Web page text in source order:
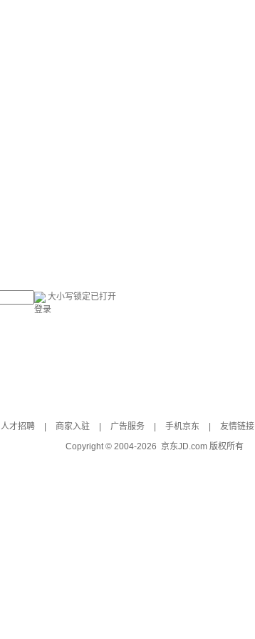
大小写锁定已打开
登录
人才招聘 商家入驻 广告服务 手机京东 友情链接
Copyright © 2004-2026 京东JD.com 版权所有